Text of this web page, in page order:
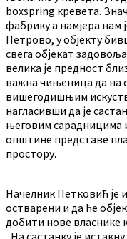
boxspring кревета.
фабрику а намјера нам
Петрово, у објекту
свега објекат
велика је предност
важна чињеница да на
вишегодишњим
нагласивши да је
његовим сарадницима
општине представе
простору.
Начелник Петковић је
остварени и да ће
добити нове власнике
„На састанку је